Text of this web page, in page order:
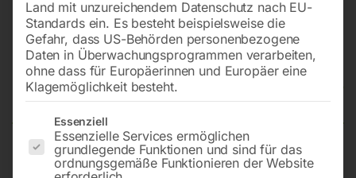
Luftfilter für BAUDOUIN
4M10G6D3/5
Land mit unzureichendem Datenschutz nach EU-
Standards ein. Es besteht beispielsweise die
Gefahr, dass US-Behörden personenbezogene
Daten in Überwachungsprogrammen verarbeiten,
ohne dass für Europäerinnen und Europäer eine
Klagemöglichkeit besteht.
Es folgt eine Liste der Service-Gruppen, für die eine
Essenziell
Essenzielle Services ermöglichen
grundlegende Funktionen und sind für das
ordnungsgemäße Funktionieren der Website